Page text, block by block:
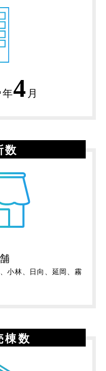
年4 月
数
小林、日向、延岡、霧
棟数